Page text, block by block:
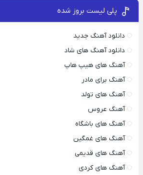
پلی لیست بروز شده
دانلود آهنگ جدید
دانلود آهنگ های شاد
آهنگ های هیپ هاپ
آهنگ برای مادر
آهنگ های تولد
آهنگ عروس
آهنگ های باشگاه
آهنگ های غمگین
آهنگ های قدیمی
آهنگ های کردی